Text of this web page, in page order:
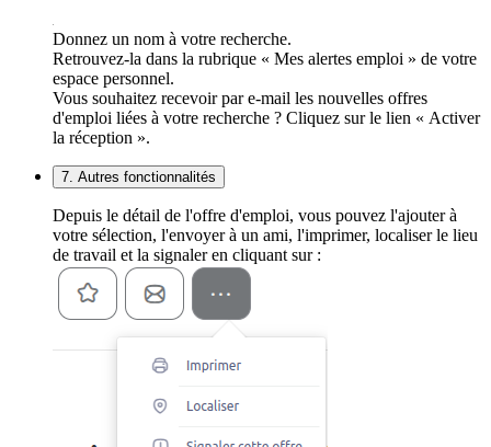
Donnez un nom à votre recherche.
Retrouvez-la dans la rubrique « Mes alertes emploi » de votre
espace personnel.
Vous souhaitez recevoir par e-mail les nouvelles offres
d'emploi liées à votre recherche ? Cliquez sur le lien « Activer
la réception ».
7. Autres fonctionnalités
Depuis le détail de l'offre d'emploi, vous pouvez l'ajouter à
votre sélection, l'envoyer à un ami, l'imprimer, localiser le lieu
de travail et la signaler en cliquant sur :